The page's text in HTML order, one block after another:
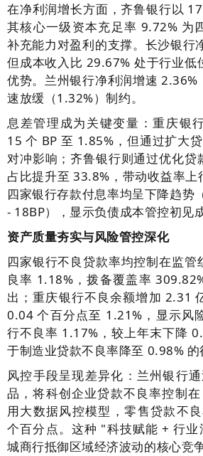
在净利润增长方面，齐鲁银行以
其核心一级资本充足率 9.72% 为
补充能力对盈利的支撑。长沙银行
但成本收入比 29.67% 处于行业低
优势。兰州银行净利润增速 2.36%
速放缓（1.32%）制约。
息差管理成为关键变量：重庆银
15 个 BP 至 1.85%，但通过扩大
对冲影响；齐鲁银行则通过优化贷
占比提升至 33.8%，带动收益率上
四家银行存款付息率均呈下降趋势
- 18BP），显示负债成本管控初见成
资产质量夯实与风险管控深化
四家银行不良贷款率均控制在监管
良率 1.18%，拨备覆盖率
出；重庆银行不良余额增加 2.31
0.04 个百分点至 1.21%，显示风
行不良率 1.17%，较上年末下降
于制造业贷款不良率降至 0.98% 的
风控手段呈现差异化：兰州银行
品，将科创企业贷款不良率控制
用大数据风控模型，零售贷款不
个百分点。这种 "科技赋能 + 行
城商行抵御区域经济波动的核心竞争